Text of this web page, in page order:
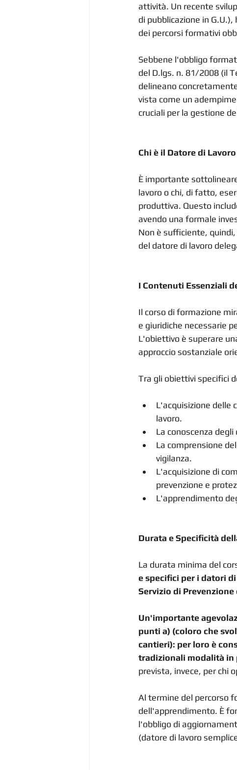
attività. Un recente
di pubblicazione in
dei percorsi formativi
Sebbene l'obbligo
del D.lgs. n. 81/2008 (il
delineano
vista come un
cruciali per la gestione
Chi è il Datore di
È importante
lavoro o chi, di fatto,
produttiva. Questo
avendo una formale
Non è sufficiente,
del datore di lavoro
I Contenuti Essenziali
Il corso di formazione
e giuridiche necessarie
L'obiettivo è superare
approccio sostanziale
Tra gli obiettivi specifici
L'acquisizione delle
lavoro.
La conoscenza
La comprensione
vigilanza.
L'acquisizione di
prevenzione e
L'apprendimento
Durata e Specificità
La durata minima del
e specifici per i datori
Servizio di
Un'importante
punti a) (coloro che
cantieri): per loro è
tradizionali modalità in
prevista, invece, per chi
Al termine del percorso
dell'apprendimento. È
l'obbligo di
(datore di lavoro